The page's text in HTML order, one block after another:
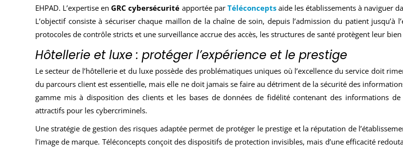
EHPAD. L’expertise enGRC cybersécurité apportée par Téléconcepts aide les établissements à naviguer
L’objectif consiste à sécuriser chaque maillon de la chaîne de soin, depuis l’admission du patient jusqu’à
protocoles de contrôle stricts et une surveillance accrue des accès, les structures de santé protègent leur
Hôtellerie et luxe : protéger l’expérience et le prestige
Le secteur de l’hôtellerie et du luxe possède des problématiques uniques où l’excellence du service doit
du parcours client est essentielle, mais elle ne doit jamais se faire au détriment de la sécurité des
gamme mis à disposition des clients et les bases de données de fidélité contenant des informations
attractifs pour les cybercriminels.
Une stratégie de gestion des risques adaptée permet de protéger le prestige et la réputation de
l’image de marque. Téléconcepts conçoit des dispositifs de protection invisibles, mais d’une efficacité